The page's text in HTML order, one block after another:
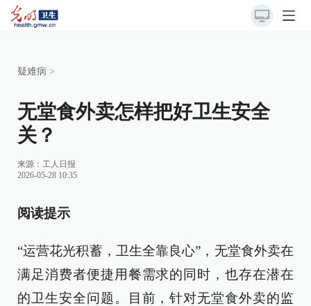
疑难病 >
无堂食外卖怎样把好卫生安全
关？
来源： 工人日报
2026-05-28 10:35
阅读提示
“运营花光积蓄，卫生全靠良心”，无堂食外卖在
满足消费者便捷用餐需求的同时，也存在潜在
的卫生安全问题。目前，针对无堂食外卖的监